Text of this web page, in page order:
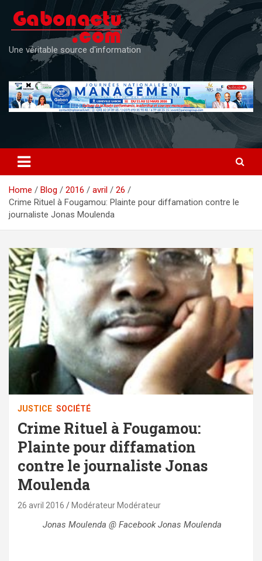
content
Une véritable source d'information
Home Blog 2016 avril
26
Crime Rituel à Fougamou: Plainte pour diffamation contre le
journaliste Jonas Moulenda
JUSTICE SOCIÉTÉ
Crime Rituel à Fougamou:
Plainte pour diffamation
contre le journaliste Jonas
Moulenda
26 avril 2016 Modérateur Modérateur
Jonas Moulenda @ Facebook Jonas Moulenda